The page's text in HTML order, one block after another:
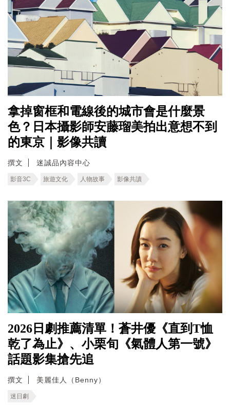
拿掉窗框和電線後的城市會是什麼景
色？日本攝影師安藤瑠美拍出意想不到
的東京｜影像共讀
撰文 迷誠品內容中心
影音3C 旅遊文化 人物故事 影像共讀
2026日劇推薦清單！蒼井優《直到T恤
乾了為止》、小栗旬《氣體人第一號》
話題影集搶先追
撰文 美麗佳人（Benny）
迷日劇